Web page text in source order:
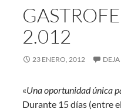
2.012
23 ENERO, 2012
«Una oportunidad única
Durante 15 días (entre